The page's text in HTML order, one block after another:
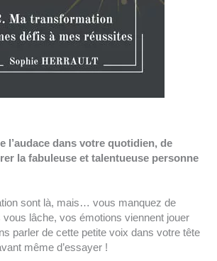
l’audace dans votre quotidien, de
la fabuleuse et talentueuse personne
sont là, mais… vous manquez de
lâche, vos émotions viennent jouer
parler de cette petite voix dans votre tête
même d’essayer !